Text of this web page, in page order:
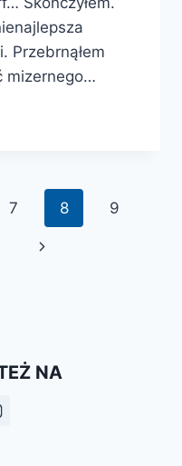
Przebrnąłem
mizernego…
7 8 9
Następna
NA